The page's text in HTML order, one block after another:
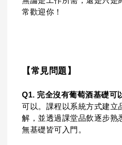
常歡迎你！
【常見問題】
Q1. 完全沒有葡萄酒基礎可
可以。課程以系統方式建立
解，並透過課堂品飲逐步熟
無基礎皆可入門。